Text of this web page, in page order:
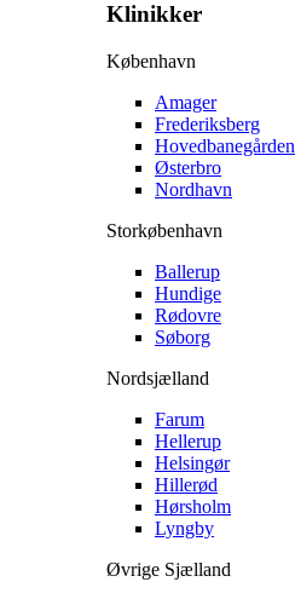
Klinikker
København
Amager
Frederiksberg
Hovedbanegården
Østerbro
Nordhavn
Storkøbenhavn
Ballerup
Hundige
Rødovre
Søborg
Nordsjælland
Farum
Hellerup
Helsingør
Hillerød
Hørsholm
Lyngby
Øvrige Sjælland